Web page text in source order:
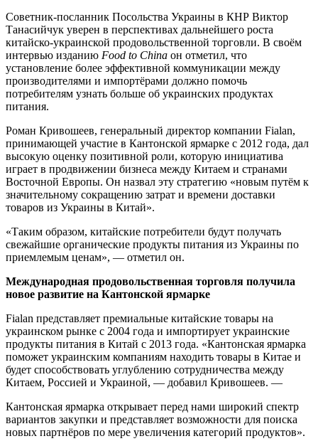
Советник-посланник Посольства Украины в КНР Виктор
Танасийчук уверен в перспективах дальнейшего роста
китайско-украинской продовольственной торговли. В своём
интервью изданию Food to China он отметил, что
установление более эффективной коммуникации между
производителями и импортёрами должно помочь
потребителям узнать больше об украинских продуктах
питания.
Роман Кривошеев, генеральный директор компании Fialan,
принимающей участие в Кантонской ярмарке с 2012 года, дал
высокую оценку позитивной роли, которую инициатива
играет в продвижении бизнеса между Китаем и странами
Восточной Европы. Он назвал эту стратегию «новым путём к
значительному сокращению затрат и времени доставки
товаров из Украины в Китай».
«Таким образом, китайские потребители будут получать
свежайшие органические продукты питания из Украины по
приемлемым ценам», — отметил он.
Международная продовольственная торговля получила
новое развитие на Кантонской ярмарке
Fialan представляет премиальные китайские товары на
украинском рынке с 2004 года и импортирует украинские
продукты питания в Китай с 2013 года. «Кантонская ярмарка
поможет украинским компаниям находить товары в Китае и
будет способствовать углублению сотрудничества между
Китаем, Россией и Украиной, — добавил Кривошеев. —
Кантонская ярмарка открывает перед нами широкий спектр
вариантов закупки и представляет возможности для поиска
новых партнёров по мере увеличения категорий продуктов».